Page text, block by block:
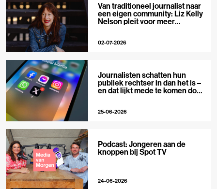
Van traditioneel journalist naar
een eigen community: Liz Kelly
Nelson pleit voor meer
02-07-2026
Journalisten schatten hun
publiek rechtser in dan het is –
en dat lijkt mede te komen door
25-06-2026
Podcast: Jongeren aan de
knoppen bij Spot TV
24-06-2026